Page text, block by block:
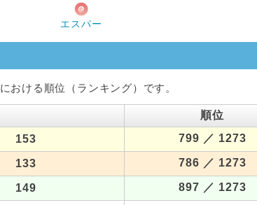
エスパー
における順位（ランキング）です。
順位
153 799 ／ 1273
133 786 ／ 1273
149 897 ／ 1273